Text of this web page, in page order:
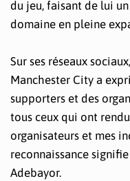
du jeu, faisant de lui
domaine en pleine
Sur ses réseaux
Manchester City a
supporters et des
tous ceux qui ont
organisateurs et mes
reconnaissance
Adebayor.